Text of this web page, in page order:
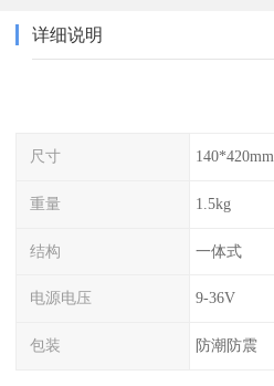
详细说明
尺寸 140*420mm
重量 1.5kg
结构 一体式
电源电压 9-36V
包装 防潮防震